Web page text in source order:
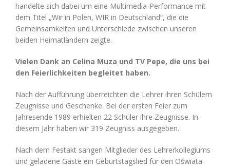
handelte sich dabei um eine Multimedia-Performance mit
dem Titel „Wir in Polen, WIR in Deutschland”, die die
Gemeinsamkeiten und Unterschiede zwischen unseren
beiden Heimatländern zeigte.
Vielen Dank an Celina Muza und TV Pepe, die uns bei
den Feierlichkeiten begleitet haben.
Nach der Aufführung überreichten die Lehrer ihren Schülern
Zeugnisse und Geschenke. Bei der ersten Feier zum
Jahresende 1989 erhielten 22 Schüler ihre Zeugnisse. In
diesem Jahr haben wir 319 Zeugniss ausgegeben.
Nach dem Festakt sangen Mitglieder des Lehrerkollegiums
und geladene Gäste ein Geburtstagslied für den Oświata